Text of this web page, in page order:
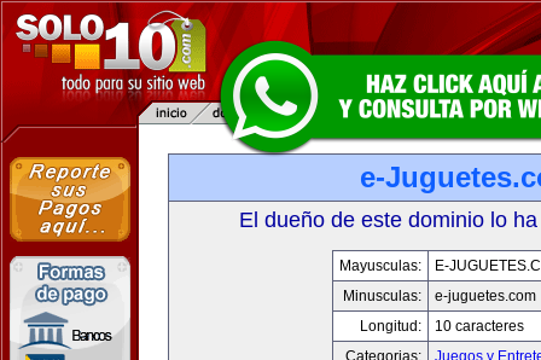
e-
El dueño de este dominio lo
Mayusculas:
E-
Minusculas:
e-juguetes.com
Longitud:
10 caracteres
Categorias:
Juegos y